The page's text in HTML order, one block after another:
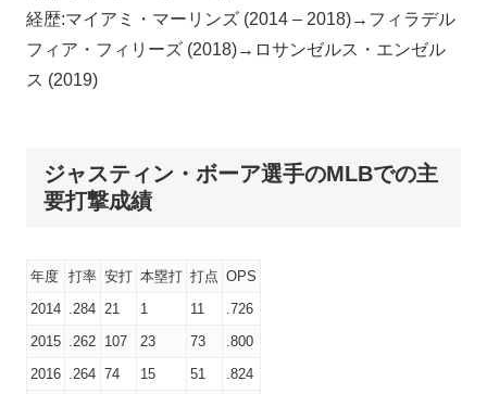
経歴:マイアミ・マーリンズ (2014 – 2018)→フィラデル
フィア・フィリーズ (2018)→ロサンゼルス・エンゼル
ス (2019)
ジャスティン・ボーア選手のMLBでの主
要打撃成績
年度 打率 安打 本塁打 打点 OPS
2014 .284 21 1 11
.726
2015 .262 107 23 73
.800
2016 .264 74 15 51 .824